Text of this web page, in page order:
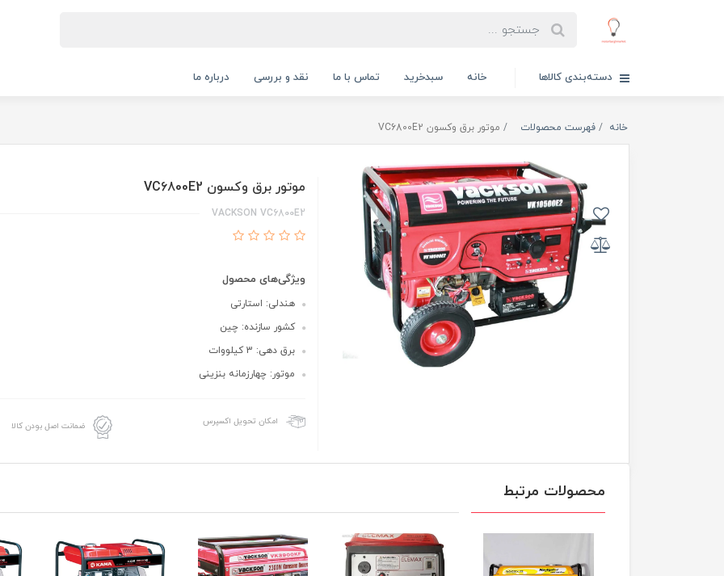
دسته‌بندی کالاها خانه سبدخرید تماس با ما نقد و بررسی درباره ما
خانه فهرست محصولات موتور برق وکسون VC6800E2
موتور برق وکسون VC6800E2
VACKSON VC6800E2
ویژگی‌های محصول
هندلی: استارتی
کشور سازنده: چین
برق دهی: 3 کیلووات
موتور: چهارزمانه بنزینی
امکان تحویل اکسپرس ضمانت اصل بودن کالا
محصولات مرتبط